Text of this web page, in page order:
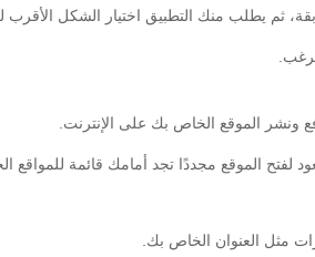
ثم يطلب منك التطبيق اختيار الشكل الأقرب
الموقع الخاص بك على الإنترنت.
الموقع مجددًا تجد أمامك قائمة للمواقع
مثل العنوان الخاص بك.